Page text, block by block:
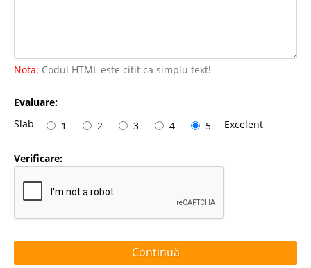
Nota: Codul HTML este citit ca simplu text!
Evaluare:
Slab
1 2 3 4 5 Excelent
Verificare:
Continuă